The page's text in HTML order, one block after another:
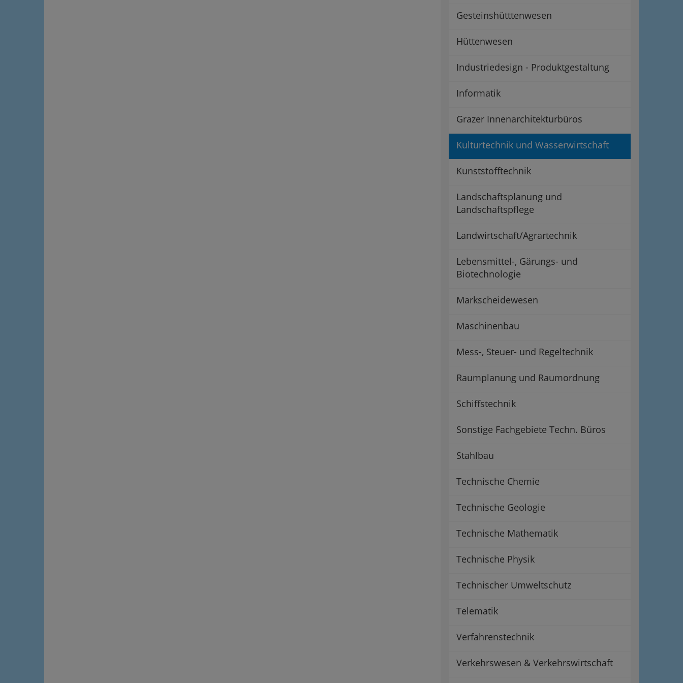
Gesteinshütttenwesen
Hüttenwesen
Industriedesign - Produktgestaltung
Informatik
Grazer Innenarchitekturbüros
Kulturtechnik und Wasserwirtschaft
Kunststofftechnik
Landschaftsplanung und
Landschaftspflege
Landwirtschaft/Agrartechnik
Lebensmittel-, Gärungs- und
Biotechnologie
Markscheidewesen
Maschinenbau
Mess-, Steuer- und Regeltechnik
Raumplanung und Raumordnung
Schiffstechnik
Sonstige Fachgebiete Techn. Büros
Stahlbau
Technische Chemie
Technische Geologie
Technische Mathematik
Technische Physik
Technischer Umweltschutz
Telematik
Verfahrenstechnik
Verkehrswesen & Verkehrswirtschaft